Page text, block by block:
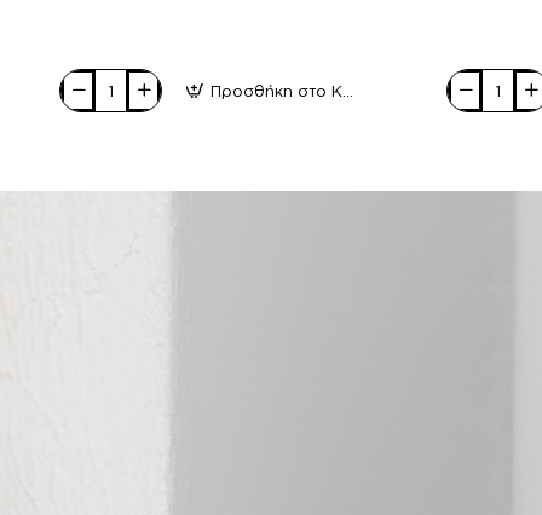
ROCK
SPRING
22010
Προσθήκη στο Καλάθι
ROCK
SPRING
22009